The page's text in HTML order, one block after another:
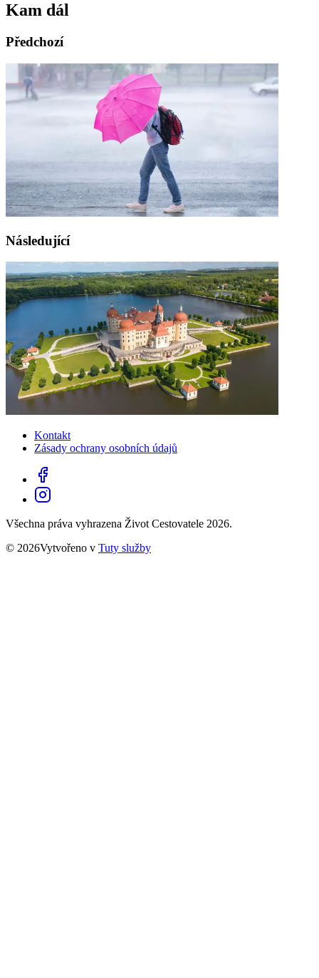
Kam dál
Předchozí
Následující
Kontakt
Zásady ochrany osobních údajů
Všechna práva vyhrazena Život Cestovatele 2026.
© 2026Vytvořeno v Tuty služby